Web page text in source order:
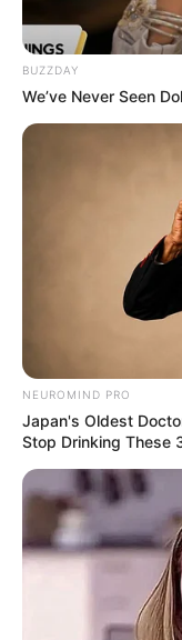
BUZZDAY
We’ve Never Seen
NEUROMIND PRO
Japan's Oldest
Stop Drinking These